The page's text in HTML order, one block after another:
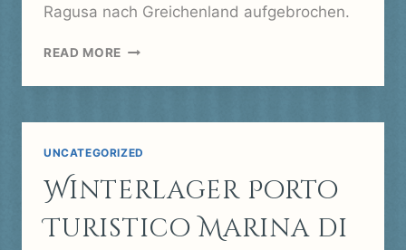
Ragusa nach Greichenland aufgebrochen.
READ MORE VON
DI
NACH
UND
RICHTUNG
GRIECHENLAND
UNCATEGORIZED
Winterlager Porto
Turistico Marina di